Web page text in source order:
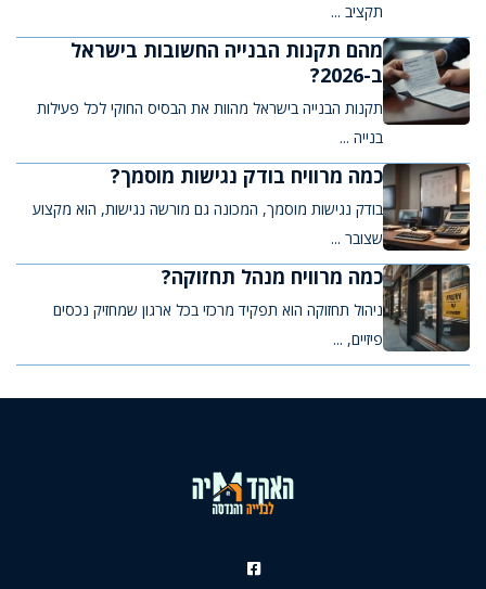
תקציב ...
מהם תקנות הבנייה החשובות בישראל
ב-2026?
תקנות הבנייה בישראל מהוות את הבסיס החוקי לכל פעילות
בנייה ...
כמה מרוויח בודק נגישות מוסמך?
בודק נגישות מוסמך, המכונה גם מורשה נגישות, הוא מקצוע
שצובר ...
כמה מרוויח מנהל תחזוקה?
ניהול תחזוקה הוא תפקיד מרכזי בכל ארגון שמחזיק נכסים
פיזיים, ...